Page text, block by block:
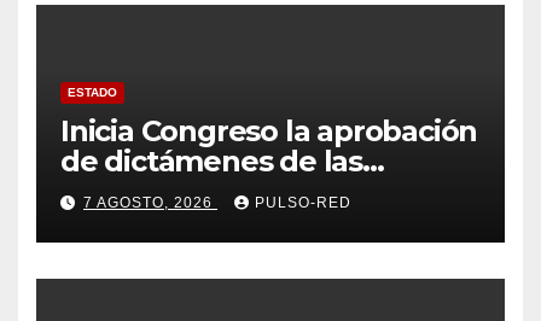
ESTADO
Inicia Congreso la aprobación
de dictámenes de las
cuentas públicas de entes
fiscalizables del ejercicio
fiscal 2025
7 AGOSTO, 2026 PULSO-RED